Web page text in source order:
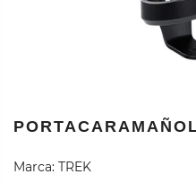
Marca: TREK